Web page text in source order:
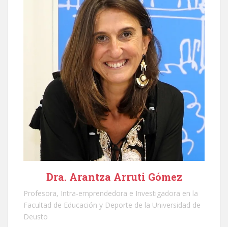
Dra. Arantza Arruti Gómez
Profesora, Intra-emprendedora e Investigadora en la
Facultad de Educación y Deporte de la Universidad de
Deusto